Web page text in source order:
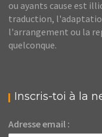
ou ayants cause est
traduction,
l'arrangement ou la
quelconque.
Inscris-toi à la
Adresse email :